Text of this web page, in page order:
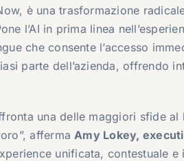
è una trasformazione
l’AI in prima linea
che consente l’accesso
parte dell’azienda, offrendo
una delle maggiori sfide
afferma Amy Lokey,
unificata, contestuale